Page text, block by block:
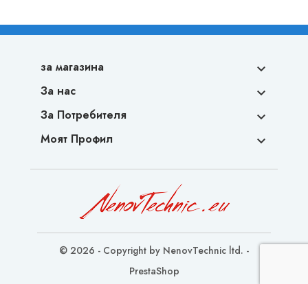
за магазина 
За нас 
За Потребителя 
Моят Профил 
© 2026 - Copyright by NenovTechnic ltd. -
PrestaShop